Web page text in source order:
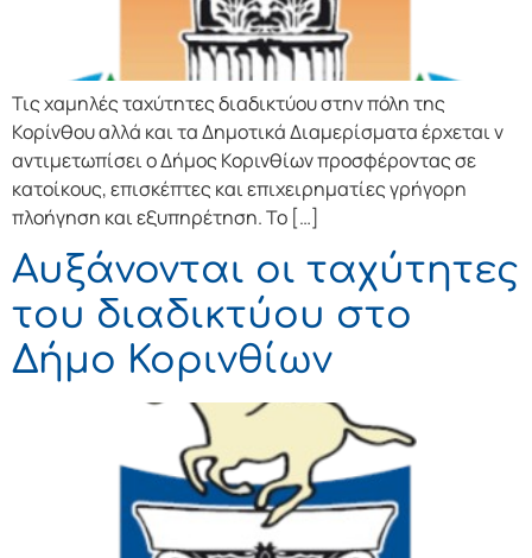
Τις χαμηλές ταχύτητες διαδικτύου στην πόλη της
Κορίνθου αλλά και τα Δημοτικά Διαμερίσματα έρχεται ν
αντιμετωπίσει ο Δήμος Κορινθίων προσφέροντας σε
κατοίκους, επισκέπτες και επιχειρηματίες γρήγορη
πλοήγηση και εξυπηρέτηση. Το […]
Αυξάνονται οι ταχύτητες
του διαδικτύου στο
Δήμο Κορινθίων